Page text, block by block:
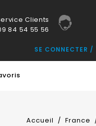
Clients
84 54 55 56
SE CONNECTER
Accueil France